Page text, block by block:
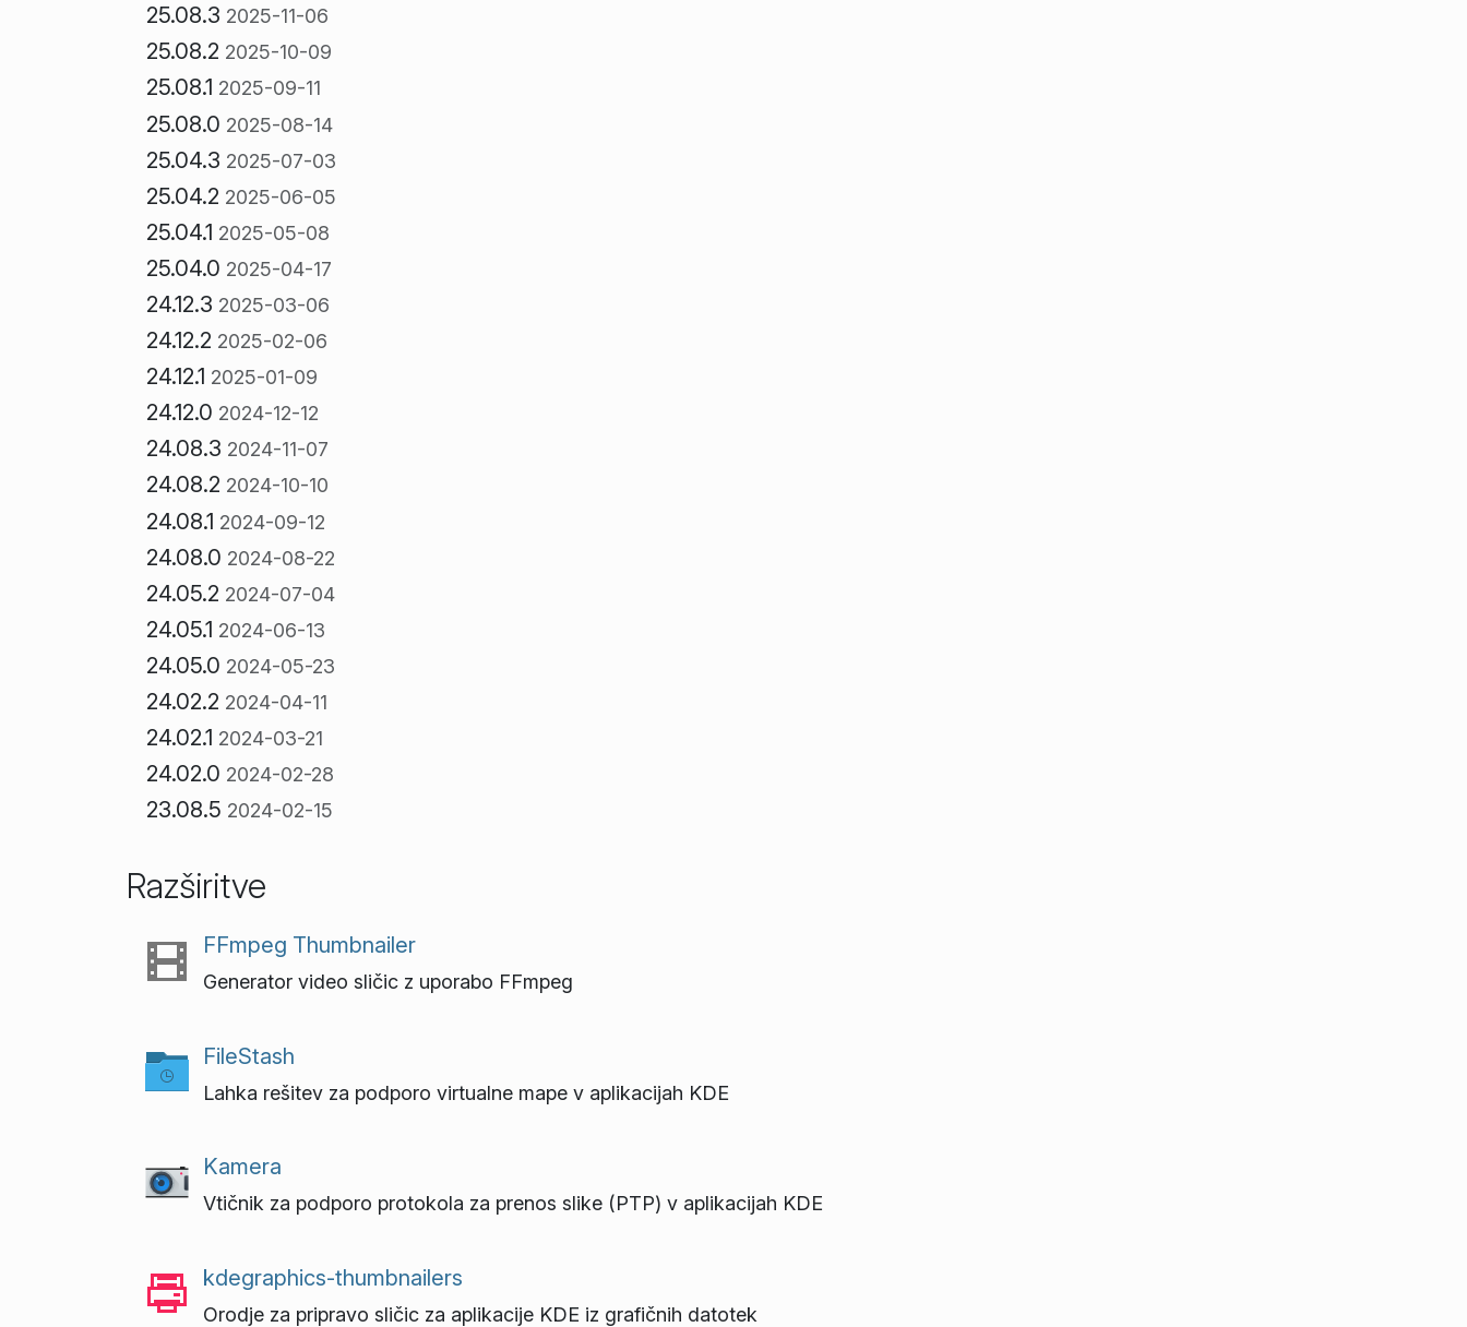
25.08.3 2025-11-06
25.08.2 2025-10-09
25.08.1 2025-09-11
25.08.0 2025-08-14
25.04.3 2025-07-03
25.04.2 2025-06-05
25.04.1 2025-05-08
25.04.0 2025-04-17
24.12.3 2025-03-06
24.12.2 2025-02-06
24.12.1 2025-01-09
24.12.0 2024-12-12
24.08.3 2024-11-07
24.08.2 2024-10-10
24.08.1 2024-09-12
24.08.0 2024-08-22
24.05.2 2024-07-04
24.05.1 2024-06-13
24.05.0 2024-05-23
24.02.2 2024-04-11
24.02.1 2024-03-21
24.02.0 2024-02-28
23.08.5 2024-02-15
Razširitve
FFmpeg Thumbnailer
Generator video sličic z uporabo FFmpeg
FileStash
Lahka rešitev za podporo virtualne mape v aplikacijah KDE
Kamera
Vtičnik za podporo protokola za prenos slike (PTP) v aplikacijah KDE
kdegraphics-thumbnailers
Orodje za pripravo sličic za aplikacije KDE iz grafičnih datotek